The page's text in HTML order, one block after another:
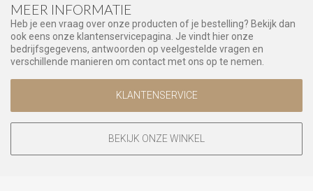
MEER INFORMATIE
Heb je een vraag over onze producten of je bestelling? Bekijk dan
ook eens onze klantenservicepagina. Je vindt hier onze
bedrijfsgegevens, antwoorden op veelgestelde vragen en
verschillende manieren om contact met ons op te nemen.
KLANTENSERVICE
BEKIJK ONZE WINKEL